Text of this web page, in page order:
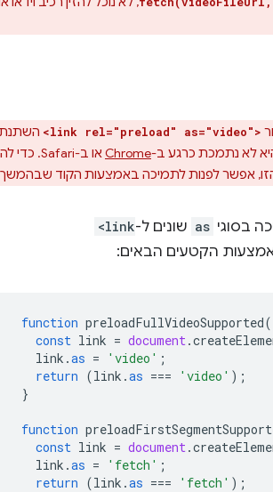
<link rel="preload"השתנתה
נתמכת כרגע ב-Chrome
או ב-Safari. כדי להבין
אפשר לפנות לתמיכה באמצעות הקוד שבהמשך.
as שונים ל-<link
הקטעים הבאים:
function
const link = document.
link as = 'video'
return (link as === 'video'
function
const link = document.
link as = 'fetch'
return (link as === 'fetch'